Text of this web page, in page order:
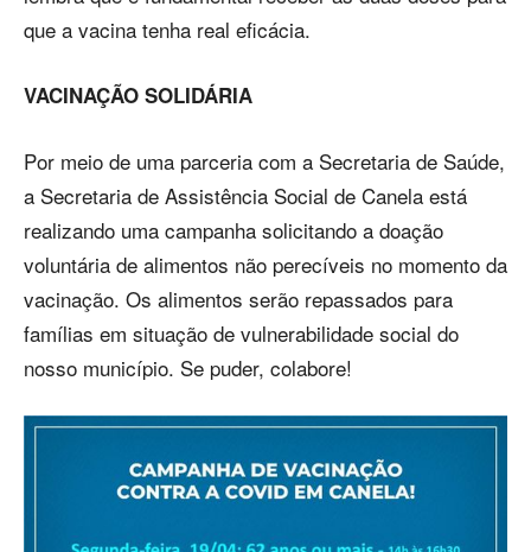
que a vacina tenha real eficácia.
VACINAÇÃO SOLIDÁRIA
Por meio de uma parceria com a Secretaria de Saúde,
a Secretaria de Assistência Social de Canela está
realizando uma campanha solicitando a doação
voluntária de alimentos não perecíveis no momento da
vacinação. Os alimentos serão repassados para
famílias em situação de vulnerabilidade social do
nosso município. Se puder, colabore!